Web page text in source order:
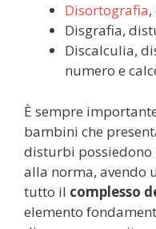
Disortografia
Disgrafia,
Discalculia,
numero e
È sempre
bambini che
disturbi
alla norma, avendo
tutto il complesso
elemento